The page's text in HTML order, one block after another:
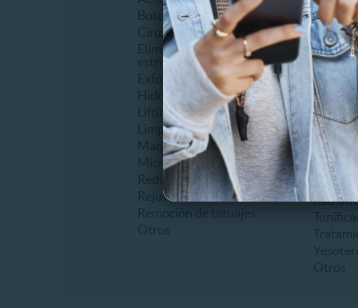
Botox
Cirugía facial
Eliminación de cicatrices o
estrías
Exfoliantes o Peeling
Lifting
Limpieza facial
Maquillaje
Microdermoabrasión
Reducción de ojeras
Rejuvenecimiento
Remoción de tatuajes
Otros
Ondas